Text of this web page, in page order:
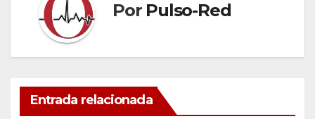
Por Pulso-Red
Entrada relacionada